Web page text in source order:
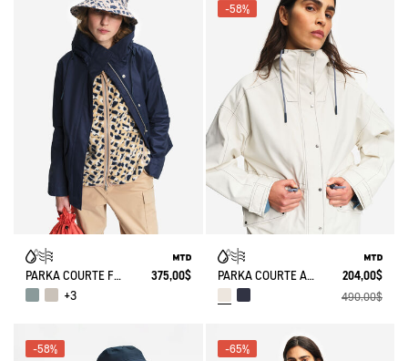
PARKA COURTE FISHTAIL MTD®
375,00$
+3
PARKA COURTE À TAILLE RÉGLABLE MTD® 204,00$
-58%
490,00$
-58% -65%